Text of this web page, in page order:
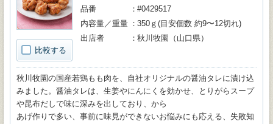
比較する
品番
#0429517
内容量／重量
350ｇ(目安個数 約9〜12切れ)
出店者
秋川牧園（山口県）
秋川牧園の国産若鶏もも肉を、自社オリジナルの醤油タレに漬け込
みました。醤油タレは、生姜やにんにくを効かせ、とりがらスープ
や昆布だしで味に深みを出しており、から
あげ作りで多い、事前に味見ができないお悩みにも応える、失敗知